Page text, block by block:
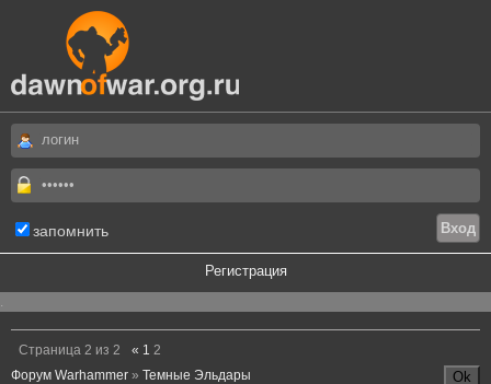
запомнить
Регистрация
.
Страница 2 из 2 « 1 2
Форум Warhammer » Темные Эльдары